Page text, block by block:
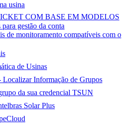
usina
COM BASE EM MODELOS
gestão da conta
de monitoramento compatíveis com o
de Usinas
Localizar Informação de Grupos
da sua credencial TSUN
Solar Plus